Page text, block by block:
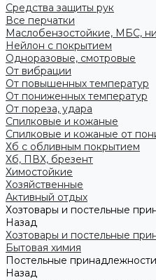
Средства защиты рук
Все перчатки
Маслобензостойкие, МБС,
Нейлон с покрытием
Одноразовые, смотровые
От вибрации
От повышенных температур
От пониженных температур
От пореза, удара
Спилковые и кожаные
Спилковые и кожаные от
Хб с обливным покрытием
Хб, ПВХ, брезент
Химостойкие
Хозяйственные
Активный отдых
Хозтовары и постельные
Назад
Хозтовары и постельные
Бытовая химия
Постельные принадлежности
Назад